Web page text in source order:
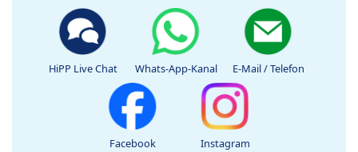
HiPP Live Chat Whats-App-Kanal E-Mail / Telefon
Facebook Instagram